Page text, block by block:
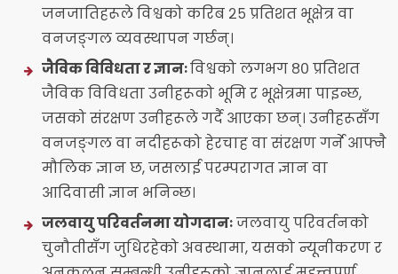
जनजातिहरूले विश्वको करिब २५ प्रतिशत भूक्षेत्र वा
वनजङ्गल व्यवस्थापन गर्छन्।
जैविक विविधता र ज्ञानःविश्वको लगभग ८० प्रतिशत
जैविक विविधता उनीहरूको भूमि र भूक्षेत्रमा पाइन्छ,
जसको संरक्षण उनीहरूले गर्दै आएका छन्। उनीहरूसँग
वनजङ्गल वा नदीहरूको हेरचाह वा संरक्षण गर्ने आफ्नै
मौलिक ज्ञान छ, जसलाई परम्परागत ज्ञान वा
आदिवासी ज्ञान भनिन्छ।
जलवायु परिवर्तनमा योगदानःजलवायु परिवर्तनको
चुनौतीसँग जुधिरहेको अवस्थामा, यसको न्यूनीकरण र